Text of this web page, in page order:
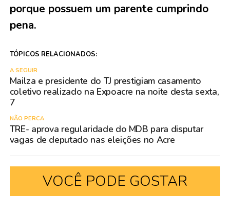
porque possuem um parente cumprindo
pena.
TÓPICOS RELACIONADOS:
A SEGUIR
Mailza e presidente do TJ prestigiam casamento
coletivo realizado na Expoacre na noite desta sexta,
7
NÃO PERCA
TRE- aprova regularidade do MDB para disputar
vagas de deputado nas eleições no Acre
VOCÊ PODE GOSTAR